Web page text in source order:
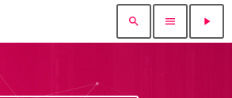
search menu play_arrow